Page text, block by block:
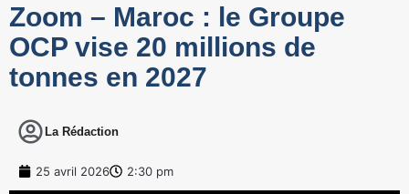
Zoom – Maroc : le Groupe
OCP vise 20 millions de
tonnes en 2027
La Rédaction
25 avril 2026 2:30 pm